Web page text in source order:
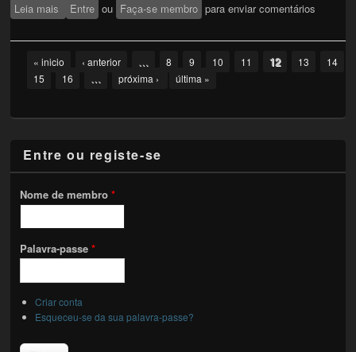
Leia mais sobre um puzzle lacrimado
Entre ou Faça-se membro para enviar comentários
Pages« inicio ‹ anterior … 8 9 10 11 12 13
14
15
16 … próxima › última »
Entre ou registe-se
Nome de membro*
Palavra-passe*
Criar conta
Esqueceu-se da sua palavra-passe?